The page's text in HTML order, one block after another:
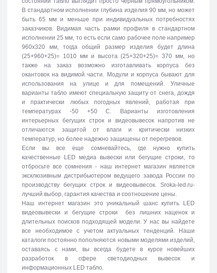
В стандартном исполнении глубина изделия 90 мм, но может
быть 65 мм и меньше при индивидуальных потребностях
заказчиков. Видимая часть рамки профиля в стандартном
исполнении 25 мм, то есть если само рабочее поле например
960х320 мм, тогда общий размер изделия будет длина
(25+960+25)= 1010 мм и высота (25+320+25)= 370 мм, но
также на заказ возможно изготавливать корпуса без
окантовок на видимой части. Модули и корпуса бывают для
использования на улице и для помещений. Уличные
варианты табло имеют специальную защиту от снега, дождя
и практически любых погодных явлений, работая при
температурах -50 +50 C. Варианты изготовления
интерьерных бегущих строк и видеовывесок напротив не
отличаются защитой от влаги и критически низких
температур, но более надежно защищены от перегревов.
Если вы все еще сомневайтесь, где нужно купить
качественные LED медиа вывески или бегущие строки, то
отбросьте все сомнения - наш интернет магазин является
эксклюзивным дистрибьютером ведущего завода России по
производству бегущих строк и видеовывесок. Sroka-led.ru-
лучший выбор, гарантия качества и соотношение цены.
Наш интернет магазин это уникальный шанс купить LED
видеовывески и бегущие строки без лишних наценок и
длительных поисков подходящей модели. У нас вы найдете
все необходимое с учетом актуальных тенденций. Наши
каталоги постоянно пополняются новыми моделями изделий,
оставаясь с нами, вы всегда будете в курсе новейших
разработок в сфере светодиодных вывесок и
информационных LED табло.